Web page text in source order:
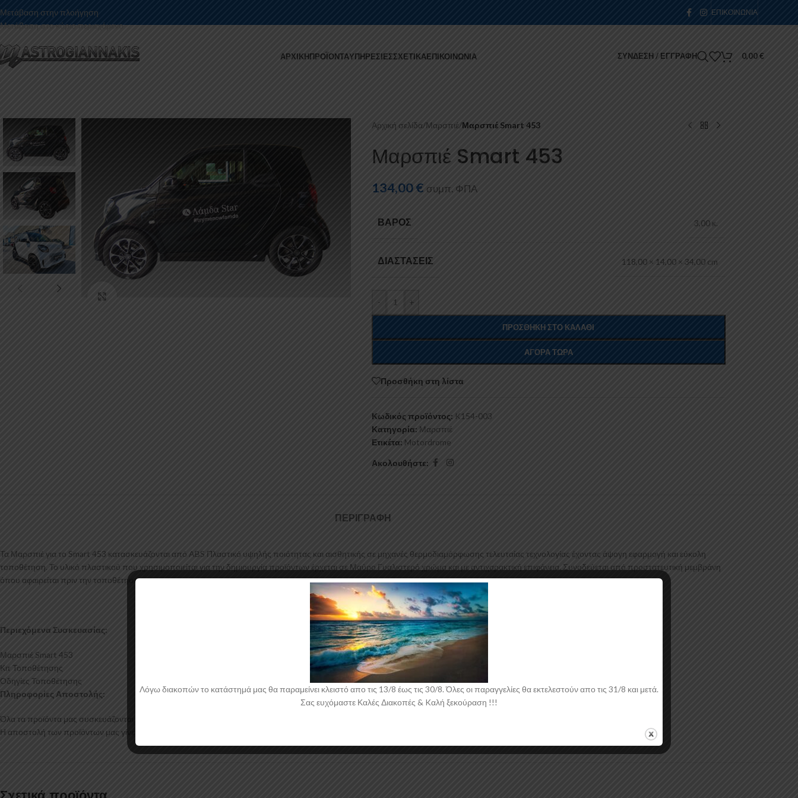
Μετάβαση στην πλοήγηση
Μετάβαση στο κύριο περιεχόμενο
ΕΠΙΚΟΙΝΩΝΊΑ
ΑΡΧΙΚΉΠΡΟΪΌΝΤΑΥΠΗΡΕΣΊΕΣΣΧΕΤΙΚΆΕΠΙΚΟΙΝΩΝΊΑ ΣΎΝΔΕΣΗ / ΕΓΓΡΑΦΉ 0,00€
Αρχική σελίδα/Μαρσπιέ/Μαρσπιέ Smart 453
Μαρσπιέ Smart 453
134,00€ συμπ. ΦΠΑ
ΒΆΡΟΣ 3,00 κ.
ΔΙΑΣΤΆΣΕΙΣ 118,00 × 14,00 × 34,00 cm
- +
ΠΡΟΣΘΉΚΗ ΣΤΟ ΚΑΛΆΘΙ
ΑΓΟΡΆ ΤΏΡΑ
Προσθήκη στη λίστα
Κωδικός προϊόντος: K154-003
Κατηγορία: Μαρσπιέ
Ετικέτα: Motordrome
Ακολουθήστε:
ΠΕΡΙΓΡΑΦΉ
Τα Μαρσπιέ για το Smart 453 κατασκευάζονται από ABS Πλαστικό υψηλής ποιότητας και αισθητικής σε μηχανές θερμοδιαμόρφωσης τελευταίας τεχνολογίας έχοντας άψογη εφαρμογή και εύκολη
τοποθέτηση. Το υλικό πλαστικού που χρησιμοποιείται για την δημιουργία προϊόντων έρχεται σε Μαύρο Γυαλιστερό χρώμα και με αντιχαρακτική επιφάνεια. Συνοδεύεται από προστατευτική μεμβράνη
όπου αφαιρείται πριν την τοποθέτηση.
Περιεχόμενα Συσκευασίας:
Μαρσπιέ Smart 453
Κιτ Τοποθέτησης
Οδηγίες Τοποθέτησης
Πληροφορίες Αποστολής:
Όλα τα προϊόντα μας συσκευάζονται και αποστέλλονται με προστατευτικό νάιλον μέσα στο κουτί τους για μεγαλύτερη ασφάλεια κατά την αποστολή.
Η αποστολή των προϊόντων μας γίνεται μέσα σε 2-4 εργάσιμες ημέρες.
Λόγω διακοπών το κατάστημά μας θα παραμείνει κλειστό απο τις 13/8 έως τις 30/8. Όλες οι παραγγελίες θα εκτελεστούν απο τις 31/8 και μετά.
Σας ευχόμαστε Καλές Διακοπές & Kαλή ξεκούραση !!!